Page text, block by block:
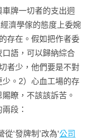
牌一切者的支出迥
濟學傢的態度上委婉
存在。假如把作者委
語，可以歸納綜合
者少，他們要是不對
。2）心血工場的存
瞭，不該該訴苦。
段：
‘發牌制’改為‘公司